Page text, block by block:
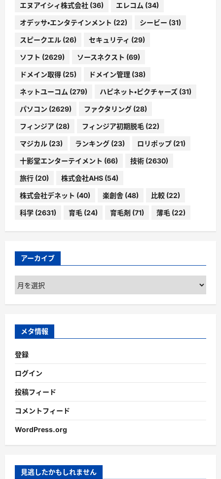
エヌアイシィ株式会社 (36) エレコム (34)
オデッサ・エンタテインメント (22) シービー (31)
スピークエル (26) セキュリティ (29)
ソフト (2629) ソースネクスト (69)
ドメイン取得 (25) ドメイン管理 (38)
ネットユーコム (279) ハピネット・ピクチャーズ (31)
パソコン (2629) ファクタリング (28)
フィンジア (28) フィンジア初期脱毛 (22)
マジカル (23) ランキング (23) ロリポップ (21)
十影堂エンターテイメント (66) 技術 (2630)
旅行 (20) 株式会社AHS (54)
株式会社デネット (40) 楽創舎 (48) 比較 (22)
科学 (2631) 育毛 (24) 育毛剤 (71) 薄毛 (22)
アーカイブ
ア
ー
カ
ブ
メタ情報
登録
ログイン
投稿フィード
コメントフィード
WordPress.org
見逃したかもしれません